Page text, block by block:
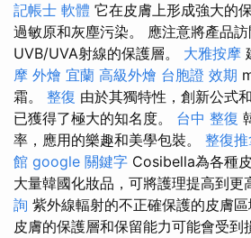
記帳士 軟體 它在皮膚上形成強大的
過敏原和灰塵污染。 應注意將產品
UVB/UVA射線的保護層。 大雅按摩
摩 外燴 宜蘭 高級外燴 台胞證 效期
霜。 整復 由於其獨特性，創新公式
已獲得了極大的知名度。 台中 整復
率，應用的樂趣和美學包裝。 整復
館 google 關鍵字 Cosibella為各種
大量韓國化妝品，可將護理提高到更
詢 紫外線輻射的不正確保護的皮膚
皮膚的保護層和保留能力可能會受到